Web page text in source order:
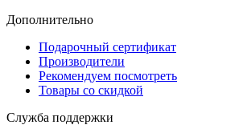
Дополнительно
Подарочный сертификат
Производители
Рекомендуем посмотреть
Товары со скидкой
Служба поддержки